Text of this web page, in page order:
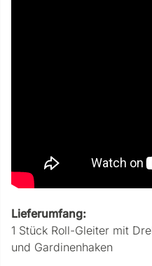
Lieferumfang:
1 Stück Roll-Gleiter mit
und Gardinenhaken